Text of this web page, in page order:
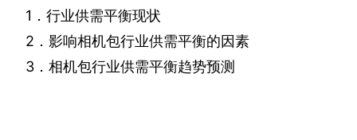
1 ．行业供需平衡现状
2 ．影响相机包行业供需平衡的因素
3 ．相机包行业供需平衡趋势预测